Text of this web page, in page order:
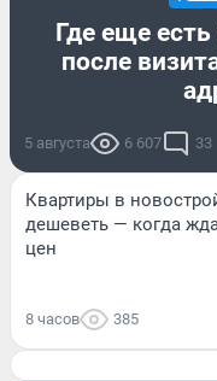
Где еще
после
5 августа 6 607 33
Квартиры в
дешеветь — когда
цен
8 часов 385